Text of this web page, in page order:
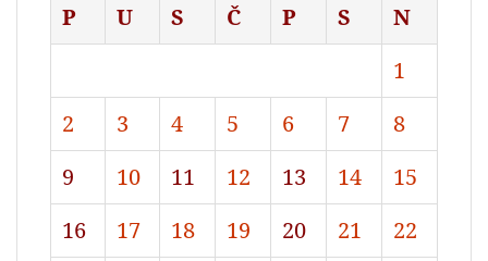
P
U S Č P S
N
1
2
3 4 5 6 7
8
9
10 11 12 13 14
15
16
17 18 19 20 21
22